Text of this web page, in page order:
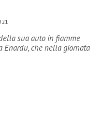
sua auto in fiamme
Enardu, che nella giornata